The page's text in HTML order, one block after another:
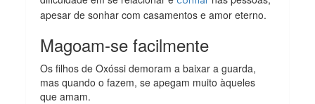
apesar de sonhar com casamentos e amor eterno.
Magoam-se facilmente
Os filhos de Oxóssi demoram a baixar a guarda,
mas quando o fazem, se apegam muito àqueles
que amam.